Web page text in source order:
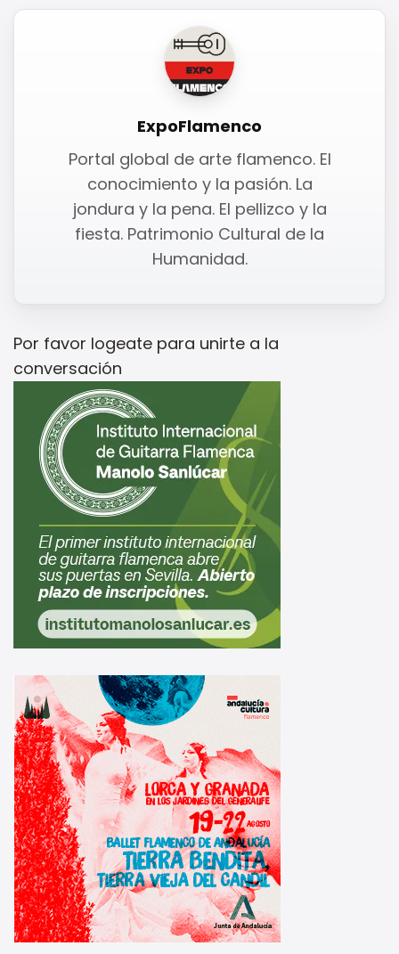
ExpoFlamenco
Portal global de arte flamenco. El
conocimiento y la pasión. La
jondura y la pena. El pellizco y la
fiesta. Patrimonio Cultural de la
Humanidad.
Por favor logeate para unirte a la
conversación